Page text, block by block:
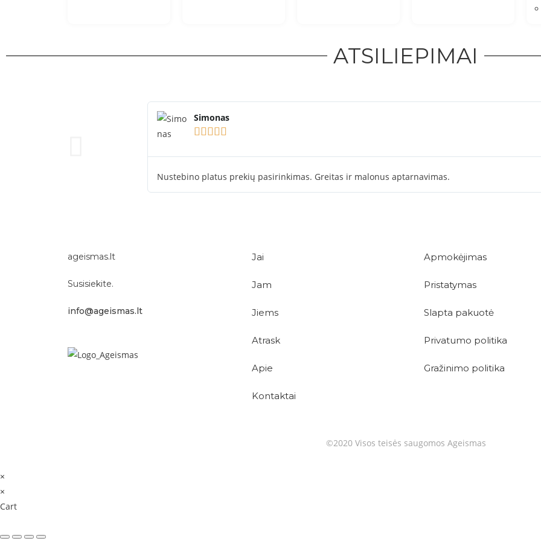
ATSILIEPIMAI
Simonas
    
Nustebino platus prekių pasirinkimas. Greitas ir malonus aptarnavimas.
ageismas.lt
Susisiekite.
info@ageismas.lt
Jai
Jam
Jiems
Atrask
Apie
Kontaktai
Apmokėjimas
Pristatymas
Slapta pakuotė
Privatumo politika
Gražinimo politika
©2020 Visos teisės saugomos Ageismas
×
×
Cart